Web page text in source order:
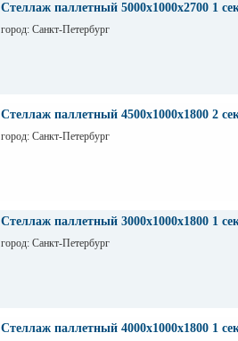
Стеллаж паллетный 5000х1000х2700 1
город: Санкт-Петербург
Стеллаж паллетный 4500х1000х1800 2
город: Санкт-Петербург
Стеллаж паллетный 3000х1000х1800 1
город: Санкт-Петербург
Стеллаж паллетный 4000х1000х1800 1